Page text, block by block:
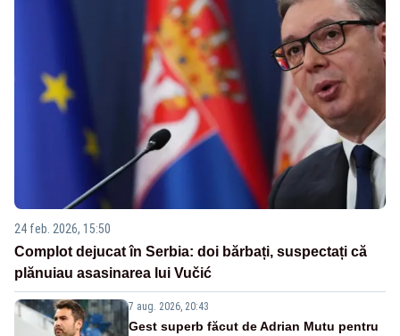
24 feb. 2026, 15:50
Complot dejucat în Serbia: doi bărbați, suspectați că
plănuiau asasinarea lui Vučić
7 aug. 2026, 20:43
Gest superb făcut de Adrian Mutu pentru